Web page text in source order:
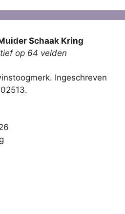
Schaak Kring
op 64 velden
Ingeschreven